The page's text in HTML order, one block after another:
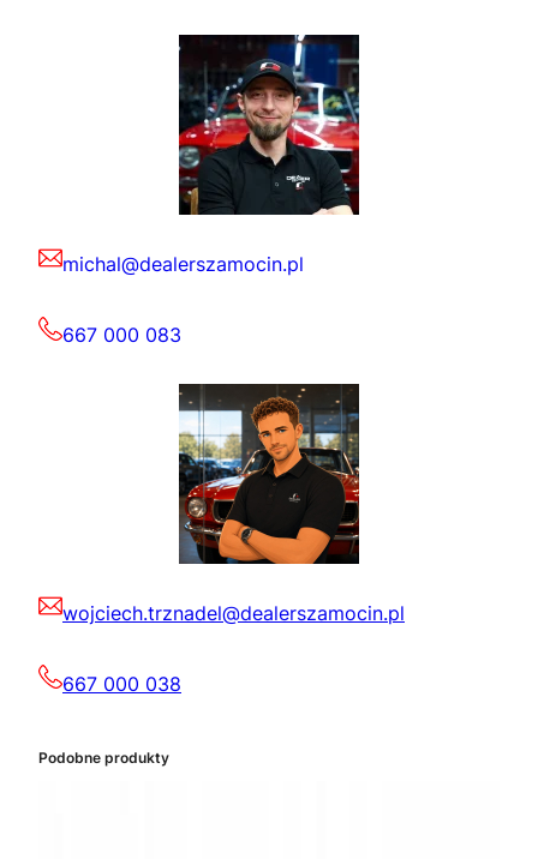
michal@dealerszamocin.pl
667 000 083
wojciech.trznadel@dealerszamocin.pl
667 000 038
Podobne produkty